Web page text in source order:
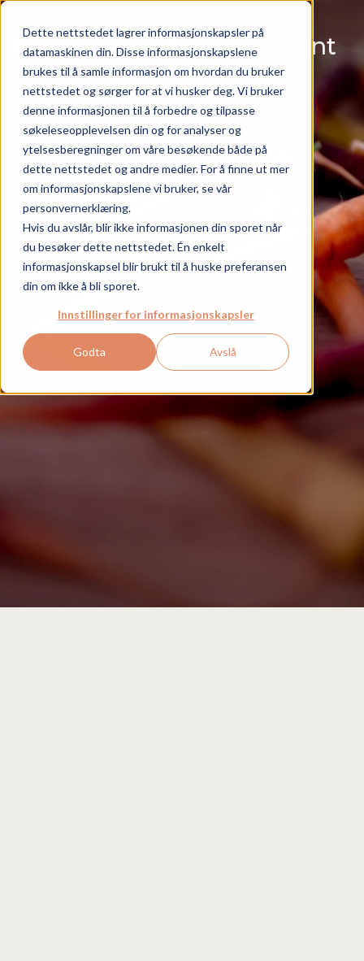
Dette nettstedet lagrer informasjonskapsler på
datamaskinen din. Disse informasjonskapslene
brukes til å samle informasjon om hvordan du bruker
nettstedet og sørger for at vi husker deg. Vi bruker
denne informasjonen til å forbedre og tilpasse
søkeleseopplevelsen din og for analyser og
ytelsesberegninger om våre besøkende både på
dette nettstedet og andre medier. For å finne ut mer
om informasjonskapslene vi bruker, se vår
personvernerklæring.
Hvis du avslår, blir ikke informasjonen din sporet når
du besøker dette nettstedet. Én enkelt
informasjonskapsel blir brukt til å huske preferansen
din om ikke å bli sporet.
Innstillinger for informasjonskapsler
Godta Avslå
Artikler
Om Life with.
Hverdagen +
Sykdommen +
Pårørende +
Mat mot kreft – både sunt
og godt